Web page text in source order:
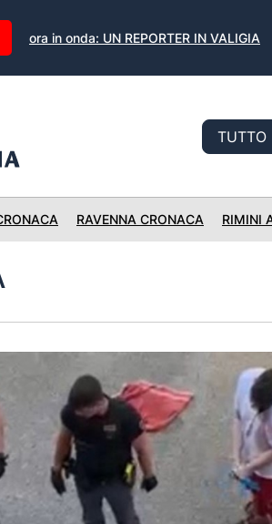
ora in onda: UN REPORTER IN VALIGIA
RAVENNA CRONACA RIMINI